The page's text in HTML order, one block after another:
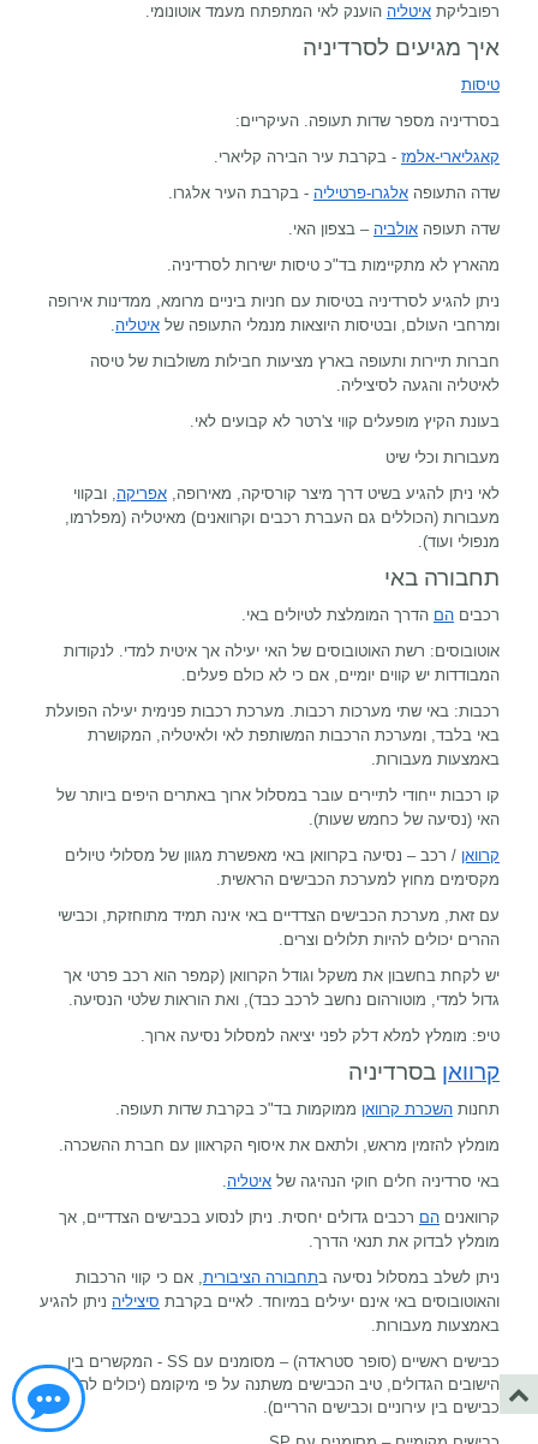
רפובליקת איטליה הוענק לאי המתפתח מעמד אוטונומי.
איך מגיעים לסרדיניה
טיסות
בסרדיניה מספר שדות תעופה. העיקריים:
קאגליארי-אלמז - בקרבת עיר הבירה קליארי.
שדה התעופה אלגרו-פרטיליה - בקרבת העיר אלגרו.
שדה תעופה אולביה – בצפון האי.
מהארץ לא מתקיימות בד"כ טיסות ישירות לסרדיניה.
ניתן להגיע לסרדיניה בטיסות עם חניות ביניים מרומא, ממדינות אירופה
ומרחבי העולם, ובטיסות היוצאות מנמלי התעופה של איטליה.
חברות תיירות ותעופה בארץ מציעות חבילות משולבות של טיסה
לאיטליה והגעה לסיציליה.
בעונת הקיץ מופעלים קווי צ'רטר לא קבועים לאי.
מעבורות וכלי שיט
לאי ניתן להגיע בשיט דרך מיצר קורסיקה, מאירופה, אפריקה, ובקווי
מעבורות (הכוללים גם העברת רכבים וקרוואנים) מאיטליה (מפלרמו,
מנפולי ועוד).
תחבורה באי
רכבים הם הדרך המומלצת לטיולים באי.
אוטובוסים: רשת האוטובוסים של האי יעילה אך איטית למדי. לנקודות
המבודדות יש קווים יומיים, אם כי לא כולם פעלים.
רכבות: באי שתי מערכות רכבות. מערכת רכבות פנימית יעילה הפועלת
באי בלבד, ומערכת הרכבות המשותפת לאי ולאיטליה, המקושרת
באמצעות מעבורות.
קו רכבות ייחודי לתיירים עובר במסלול ארוך באתרים היפים ביותר של
האי (נסיעה של כחמש שעות).
קרוואן / רכב – נסיעה בקרוואן באי מאפשרת מגוון של מסלולי טיולים
מקסימים מחוץ למערכת הכבישים הראשית.
עם זאת, מערכת הכבישים הצדדיים באי אינה תמיד מתוחזקת, וכבישי
ההרים יכולים להיות תלולים וצרים.
יש לקחת בחשבון את משקל וגודל הקרוואן (קמפר הוא רכב פרטי אך
גדול למדי, מוטורהום נחשב לרכב כבד), ואת הוראות שלטי הנסיעה.
טיפ: מומלץ למלא דלק לפני יציאה למסלול נסיעה ארוך.
קרוואן בסרדיניה
תחנות השכרת קרוואן ממוקמות בד"כ בקרבת שדות תעופה.
מומלץ להזמין מראש, ולתאם את איסוף הקראוון עם חברת ההשכרה.
באי סרדיניה חלים חוקי הנהיגה של איטליה.
קרוואנים הם רכבים גדולים יחסית. ניתן לנסוע בכבישים הצדדיים, אך
מומלץ לבדוק את תנאי הדרך.
ניתן לשלב במסלול נסיעה בתחבורה הציבורית, אם כי קווי הרכבות
והאוטובוסים באי אינם יעילים במיוחד. לאיים בקרבת סיציליה ניתן להגיע
באמצעות מעבורות.
כבישים ראשיים (סופר סטראדה) – מסומנים עם SS - המקשרים בין
הישובים הגדולים, טיב הכבישים משתנה על פי מיקומם (יכולים להיות
כבישים בין עירוניים וכבישים הרריים).